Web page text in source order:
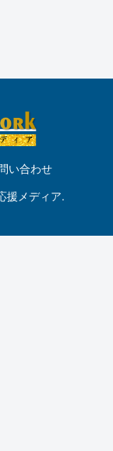
い合わせ
援メディア.